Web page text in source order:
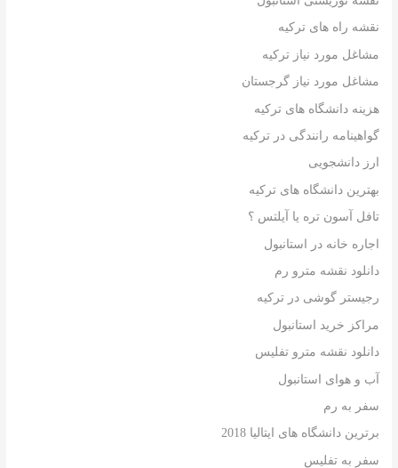
نقشه راه های ترکیه
مشاغل مورد نیاز ترکیه
مشاغل مورد نیاز گرجستان
هزینه دانشگاه های ترکیه
گواهینامه رانندگی در ترکیه
ارز دانشجویی
بهترین دانشگاه های ترکیه
تافل آسون تره یا آیلتس ؟
اجاره خانه در استانبول
دانلود نقشه مترو رم
رجیستر گوشی در ترکیه
مراکز خرید استانبول
دانلود نقشه مترو تفلیس
آب و هوای استانبول
سفر به رم
برترین دانشگاه های ایتالیا 2018
سفر به تفلیس